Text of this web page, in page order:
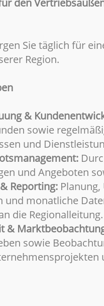
den
Sie täglich für
Region.
&
sowie
und
und Angeboten
Reporting:
und monatliche
die Regionalleitung.
&
sowie